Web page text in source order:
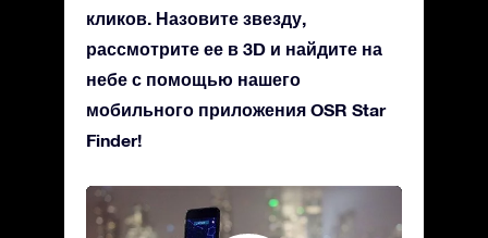
кликов. Назовите звезду,
рассмотрите ее в 3D и найдите на
небе с помощью нашего
мобильного приложения OSR Star
Finder!